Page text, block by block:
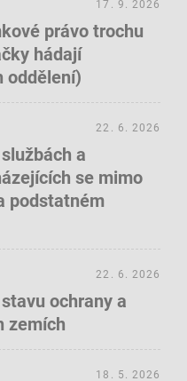
právo trochu
hádají
oddělení)
17. 9. 2026
a
se mimo
podstatném
22. 6. 2026
ochrany a
zemích
22. 6. 2026
18. 5. 2026